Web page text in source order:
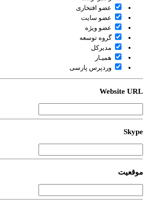
عضو افتخاری
عضو سایت
عضو ویژه
گروه توسعه
مدیرکل
همیـار
وردپرس پارسی
Website